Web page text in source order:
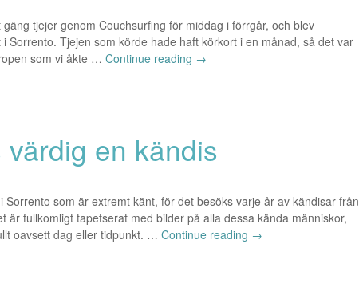
tjejer genom Couchsurfing för middag i förrgår, och blev
Sorrento. Tjejen som körde hade haft körkort i en månad, så det var
som vi åkte … Continue reading →
värdig en kändis
Sorrento som är extremt känt, för det besöks varje år av kändisar från
är fullkomligt tapetserat med bilder på alla dessa kända människor,
oavsett dag eller tidpunkt. … Continue reading →